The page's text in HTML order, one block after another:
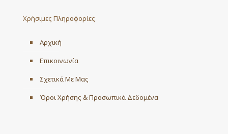
Χρήσιμες Πληροφορίες
Αρχική
Επικοινωνία
Σχετικά Με Μας
Όροι Χρήσης & Προσωπικά Δεδομένα